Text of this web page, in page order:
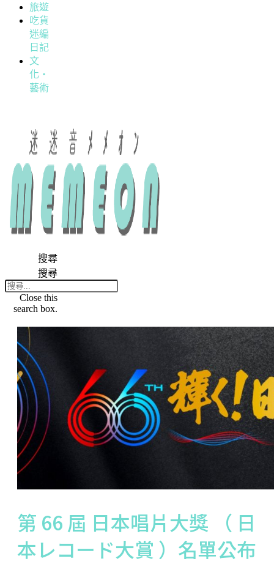
旅遊
吃貨
迷編
日記
文
化・
藝術
搜尋
搜尋
Close this
search box.
第 66 屆 日本唱片大獎 （ 日
本レコード大賞 ）名單公布